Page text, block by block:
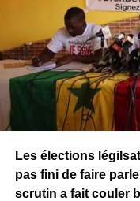
Les élections
pas fini de faire
scrutin a fait couler